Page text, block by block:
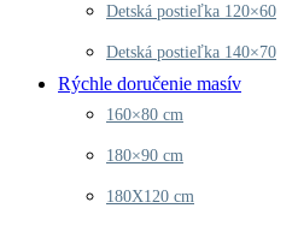
Detská postieľka 120×60
Detská postieľka 140×70
Rýchle doručenie masív
160×80 cm
180×90 cm
180X120 cm